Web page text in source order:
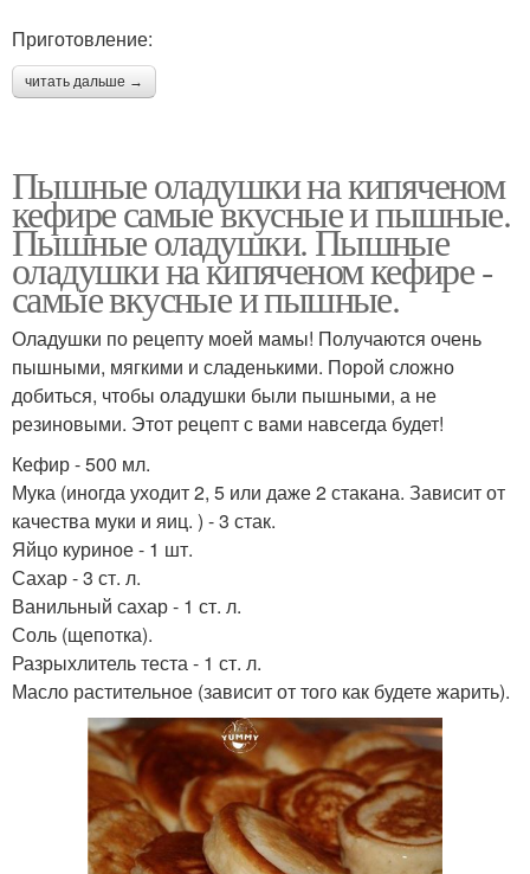
Приготовление:
читать дальше →
Пышные оладушки на кипяченом
кефире самые вкусные и пышные.
Пышные оладушки. Пышные
оладушки на кипяченом кефире -
самые вкусные и пышные.
Оладушки по рецепту моей мамы! Получаются очень
пышными, мягкими и сладенькими. Порой сложно
добиться, чтобы оладушки были пышными, а не
резиновыми. Этот рецепт с вами навсегда будет!
Кефир - 500 мл.
Мука (иногда уходит 2, 5 или даже 2 стакана. Зависит от
качества муки и яиц. ) - 3 стак.
Яйцо куриное - 1 шт.
Сахар - 3 ст. л.
Ванильный сахар - 1 ст. л.
Соль (щепотка).
Разрыхлитель теста - 1 ст. л.
Масло растительное (зависит от того как будете жарить).